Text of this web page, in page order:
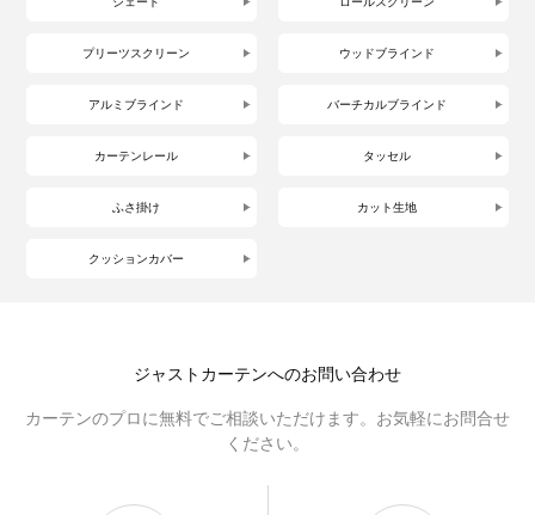
プリーツスクリーン ウッドブラインド
アルミブラインド バーチカルブラインド
カーテンレール タッセル
ふさ掛け カット生地
クッションカバー
ジャストカーテンへのお問い合わせ
カーテンのプロに無料でご相談いただけます。お気軽にお問合せ
ください。